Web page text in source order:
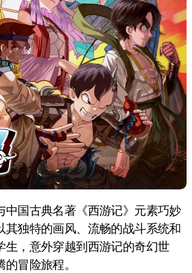
独特的画风、流畅的战斗系统和
，意外穿越到西游记的奇幻世
冒险旅程。